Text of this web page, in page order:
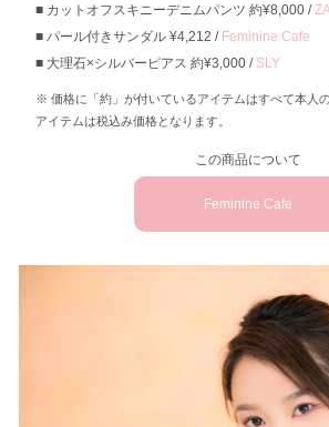
カットオフスキニーデニムパンツ 約¥8,000 /
パール付きサンダル ¥4,212 / Feminine Cafe
大理石×シルバーピアス 約¥3,000 / SLY
価格に「約」が付いているアイテムはすべて本人
アイテムは税込み価格となります。
この商品について
Feminine Cafe